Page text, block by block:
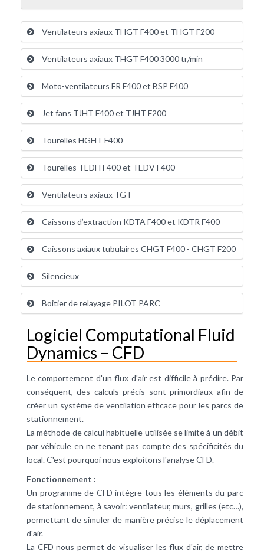
Ventilateurs axiaux THGT F400 et THGT F200
Ventilateurs axiaux THGT F400 3000 tr/min
Moto-ventilateurs FR F400 et BSP F400
Jet fans TJHT F400 et TJHT F200
Tourelles HGHT F400
Tourelles TEDH F400 et TEDV F400
Ventilateurs axiaux TGT
Caissons d’extraction KDTA F400 et KDTR F400
Caissons axiaux tubulaires CHGT F400 - CHGT F200
Silencieux
Boitier de relayage PILOT PARC
Logiciel Computational Fluid
Dynamics – CFD
Le comportement d'un flux d'air est difficile à prédire. Par
conséquent, des calculs précis sont primordiaux afin de
créer un système de ventilation efficace pour les parcs de
stationnement.
La méthode de calcul habituelle utilisée se limite à un débit
par véhicule en ne tenant pas compte des spécificités du
local. C'est pourquoi nous exploitons l'analyse CFD.
Fonctionnement :
Un programme de CFD intègre tous les éléments du parc
de stationnement, à savoir: ventilateur, murs, grilles (etc…),
permettant de simuler de manière précise le déplacement
d'air.
La CFD nous permet de visualiser les flux d'air, de mettre